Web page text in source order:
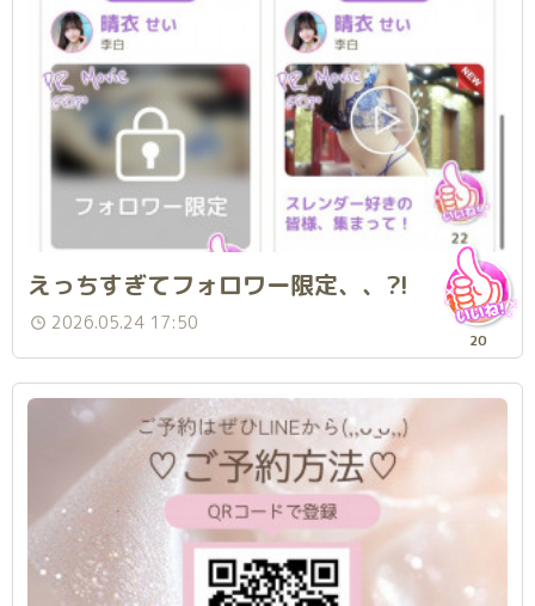
えっちすぎてフォロワー限定、、?!
2026.05.24 17:50
20